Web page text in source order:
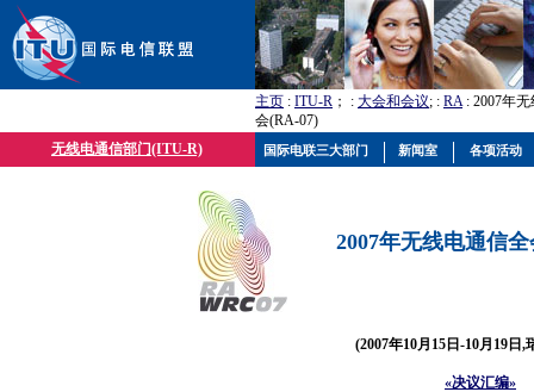
主页 : ITU-R ； : 大会和会议; : RA: 2007年
会(RA-07)
无线电通信部门(ITU-R)
2007年无线电通信
(2007年10月15日-10月19日,
«决议汇编»
国际电联三大部门 新闻室 各项活动